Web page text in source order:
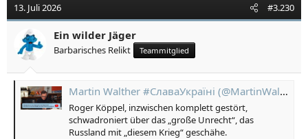
13. Juli 2026 #3.230
Ein wilder Jäger
Barbarisches Relikt Teammitglied
Martin Walther #СлаваУкраїні (@MartinWaltherDD) on X
Roger Köppel, inzwischen komplett gestört,
schwadroniert über das „große Unrecht“, das
Russland mit „diesem Krieg“ geschähe.